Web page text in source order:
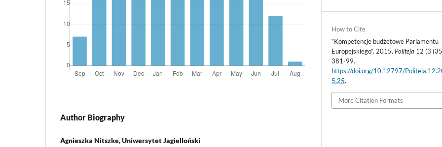
Author Biography
Agnieszka Nitszke, Uniwersytet Jagielloński
How to Cite
“Kompetencje budżetowe Parlamentu
Europejskiego”. 2015. Politeja 12 (3
381-99.
https://doi.org/10.12797/
5.25.
More Citation Formats